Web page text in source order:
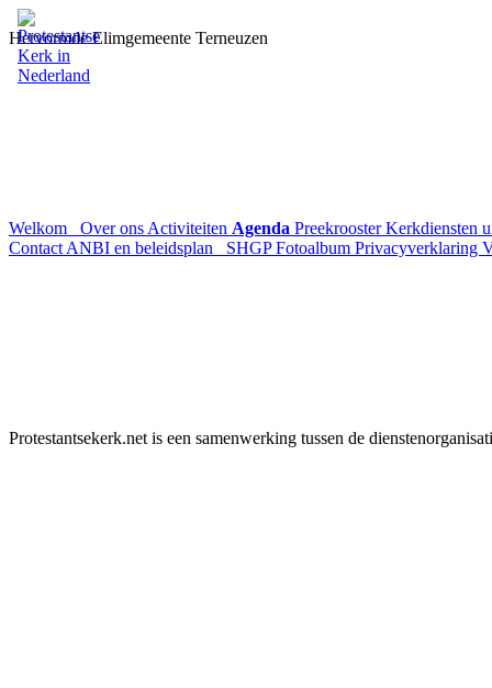
Hervormde Elimgemeente Terneuzen
Welkom Over ons Activiteiten Agenda PreekroosterKerkdiensten
Contact ANBI en beleidsplan SHGPFotoalbum Privacyverklaring
Protestantsekerk.net is een samenwerking tussen de